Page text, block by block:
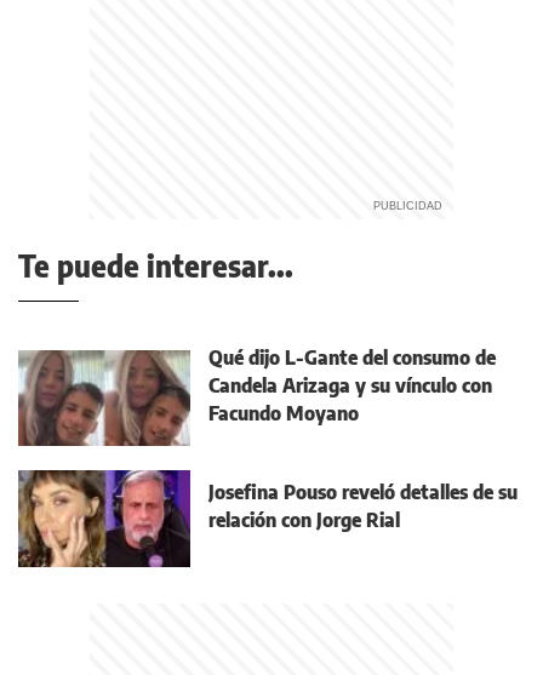
Te puede interesar...
Qué dijo L-Gante del consumo de
Candela Arizaga y su vínculo con
Facundo Moyano
Josefina Pouso reveló detalles de su
relación con Jorge Rial